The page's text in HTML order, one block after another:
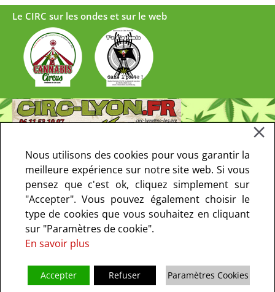
Le CIRC sur les ondes et sur le web
Nous utilisons des cookies pour vous garantir la
meilleure expérience sur notre site web. Si vous
pensez que c'est ok, cliquez simplement sur
"Accepter". Vous pouvez également choisir le
type de cookies que vous souhaitez en cliquant
sur "Paramètres de cookie".
En savoir plus
Accepter Refuser Paramètres Cookies